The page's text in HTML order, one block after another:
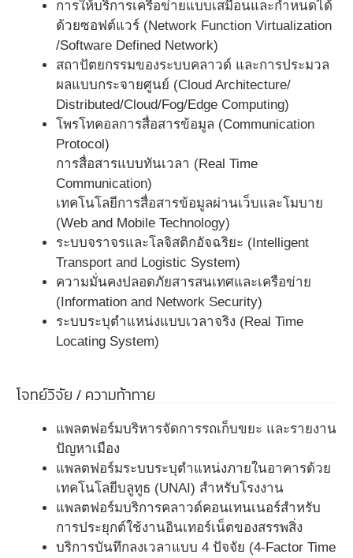
การให้บริการเครือข่ายแบบเสมือนและกำหนดได้
ด้วยซอฟต์แวร์ (Network Function Virtualization
/Software Defined Network)
สถาปัตยกรรมของระบบคลาวด์ และการประมวล
ผลแบบกระจายศูนย์ (Cloud Architecture/
Distributed/Cloud/Fog/Edge Computing)
โพรโทคอลการสื่อสารข้อมูล (Communication
Protocol)
การสื่อสารแบบทันเวลา (Real Time
Communication)
เทคโนโลยีการสื่อสารข้อมูลผ่านเว็บและโมบาย
(Web and Mobile Technology)
ระบบจราจรและโลจิสติกอัจฉริยะ (Intelligent
Transport and Logistic System)
ความมั่นคงปลอดภัยสารสนเทศและเครือข่าย
(Information and Network Security)
ระบบระบุตำแหน่งแบบเวลาจริง (Real Time
Locating System)
โจทย์วิจัย / ความท้าทาย
แพลตฟอร์มบริหารจัดการรถเก็บขยะ และรายงาน
ปัญหาเมือง
แพลตฟอร์มระบบระบุตำแหน่งภายในอาคารด้วย
เทคโนโลยีบลูทูธ (UNAI) สำหรับโรงงาน
แพลตฟอร์มบริการคลาวด์คอนเทนเนอร์สำหรับ
การประยุกต์ใช้งานอินเทอร์เน็ตของสรรพสิ่ง
บริการบันทึกลงเวลาแบบ 4 ปัจจัย (4-Factor Time